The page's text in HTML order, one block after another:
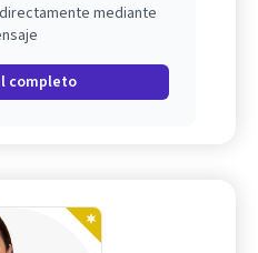
mediante
completo